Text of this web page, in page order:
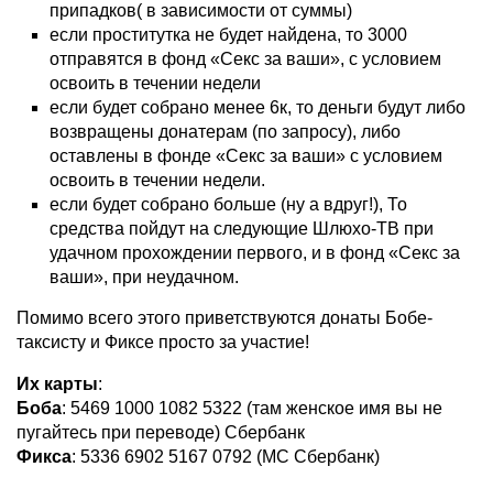
припадков( в зависимости от суммы)
если проститутка не будет найдена, то 3000
отправятся в фонд «Секс за ваши», с условием
освоить в течении недели
если будет собрано менее 6к, то деньги будут либо
возвращены донатерам (по запросу), либо
оставлены в фонде «Секс за ваши» с условием
освоить в течении недели.
если будет собрано больше (ну а вдруг!), То
средства пойдут на следующие Шлюхо-ТВ при
удачном прохождении первого, и в фонд «Секс за
ваши», при неудачном.
Помимо всего этого приветствуются донаты Бобе-
таксисту и Фиксе просто за участие!
Их карты:
Боба: 5469 1000 1082 5322 (там женское имя вы не
пугайтесь при переводе) Сбербанк
Фикса: 5336 6902 5167 0792 (MC Сбербанк)